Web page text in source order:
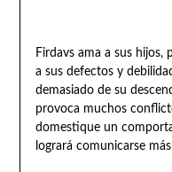
Firdavs ama a sus
a sus defectos y
demasiado de su
provoca muchos
domestique un
logrará comunicarse